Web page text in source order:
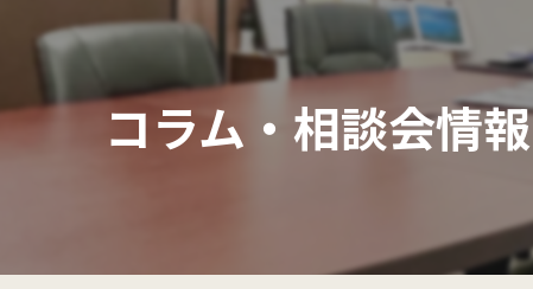
相談会・セミナー 相続が発生した方
生前対策をしたい方
コラム・相談会情報